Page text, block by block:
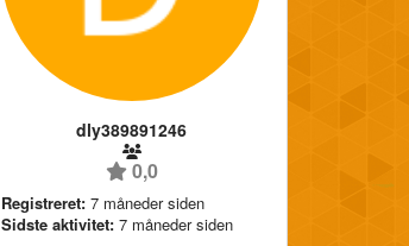
dly389891246
0,0
Registreret: 7 måneder siden
Sidste aktivitet: 7 måneder siden